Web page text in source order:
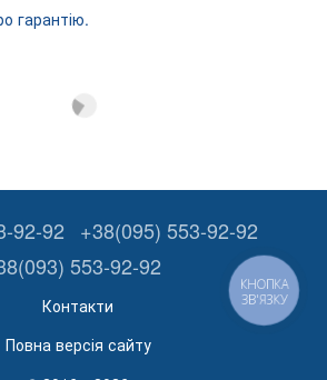
гарантію.
92-92
+38(095) 553-92-92
553-92-92
Контакти
Повна версія сайту
КНОПКА
ЗВ'ЯЗКУ